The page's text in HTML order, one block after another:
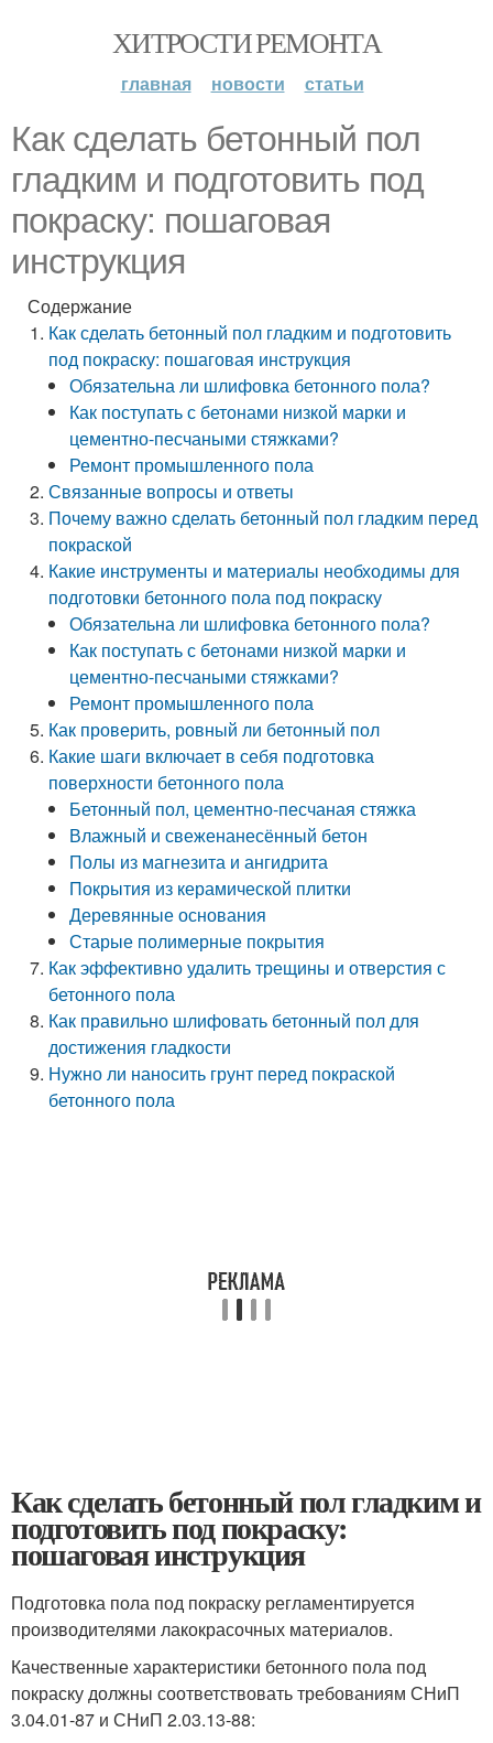
ХИТРОСТИ РЕМОНТА
главная новости статьи
Как сделать бетонный пол
гладким и подготовить под
покраску: пошаговая
инструкция
Содержание
Как сделать бетонный пол гладким и подготовить
под покраску: пошаговая инструкция
Обязательна ли шлифовка бетонного пола?
Как поступать с бетонами низкой марки и
цементно-песчаными стяжками?
Ремонт промышленного пола
Связанные вопросы и ответы
Почему важно сделать бетонный пол гладким перед
покраской
Какие инструменты и материалы необходимы для
подготовки бетонного пола под покраску
Обязательна ли шлифовка бетонного пола?
Как поступать с бетонами низкой марки и
цементно-песчаными стяжками?
Ремонт промышленного пола
Как проверить, ровный ли бетонный пол
Какие шаги включает в себя подготовка
поверхности бетонного пола
Бетонный пол, цементно-песчаная стяжка
Влажный и свеженанесённый бетон
Полы из магнезита и ангидрита
Покрытия из керамической плитки
Деревянные основания
Старые полимерные покрытия
Как эффективно удалить трещины и отверстия с
бетонного пола
Как правильно шлифовать бетонный пол для
достижения гладкости
Нужно ли наносить грунт перед покраской
бетонного пола
Как сделать бетонный пол гладким и
подготовить под покраску:
пошаговая инструкция
Подготовка пола под покраску регламентируется
производителями лакокрасочных материалов.
Качественные характеристики бетонного пола под
покраску должны соответствовать требованиям СНиП
3.04.01-87 и СНиП 2.03.13-88: